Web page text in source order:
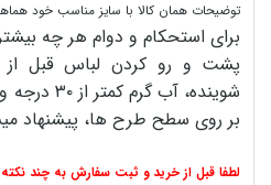
توضیحات همان کالا با سایز مناسب خود
برای استحکام و دوام هر چه
پشت و رو کردن لباس قبل از
شوینده،
بر روی سطح طرح ها، پیشنهاد
لطفا قبل از خرید و ثبت سفارش به چند